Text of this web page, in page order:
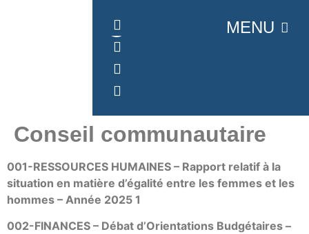
MENU
Conseil communautaire
001-RESSOURCES HUMAINES – Rapport relatif à la
situation en matière d’égalité entre les femmes et les
hommes – Année 2025 1
002-FINANCES – Débat d’Orientations Budgétaires –